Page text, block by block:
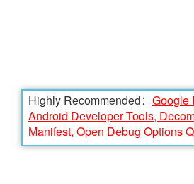
Highly Recommended： Google
Android Developer Tools,
Manifest, Open Debug Options